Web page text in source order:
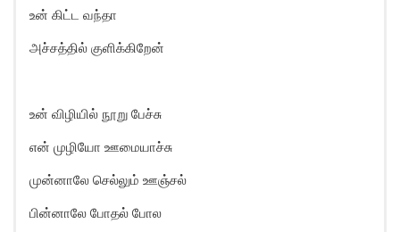
உன் கிட்ட வந்தா
அச்சத்தில் குளிக்கிறேன்
உன் விழியில் நூறு பேச்சு
என் முழியோ ஊமையாச்சு
முன்னாலே செல்லும் ஊஞ்சல்
பின்னாலே போதல் போல